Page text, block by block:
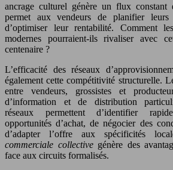
ancrage culturel génère un flux constant
permet aux vendeurs de planifier leurs
d’optimiser leur rentabilité. Comment
modernes pourraient-ils rivaliser avec
centenaire ?
L’efficacité des réseaux
également cette compétitivité structurelle.
entre vendeurs, grossistes et
d’information et de distribution
réseaux permettent d’identifier
opportunités d’achat, de négocier des
d’adapter l’offre aux spécificités
commerciale collectivegénère des
face aux circuits formalisés.